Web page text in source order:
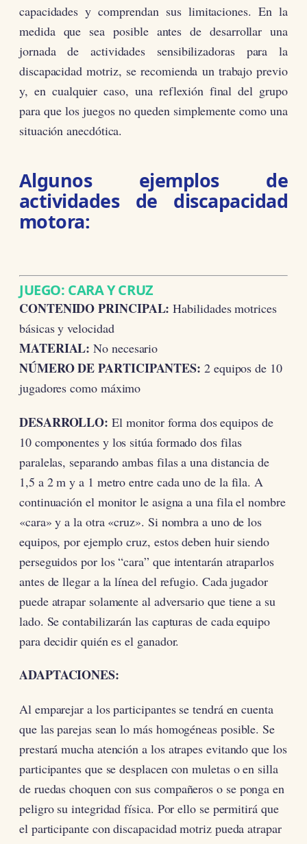
capacidades y comprendan sus limitaciones. En la
medida que sea posible antes de desarrollar una
jornada de actividades sensibilizadoras para la
discapacidad motriz, se recomienda un trabajo previo
y, en cualquier caso, una reflexión final del grupo
para que los juegos no queden simplemente como una
situación anecdótica.
Algunos ejemplos de
actividades de discapacidad
motora:
JUEGO: CARA Y CRUZ
CONTENIDO PRINCIPAL: Habilidades motrices
básicas y velocidad
MATERIAL: No necesario
NÚMERO DE PARTICIPANTES: 2 equipos de 10
jugadores como máximo
DESARROLLO: El monitor forma dos equipos de
10 componentes y los sitúa formado dos filas
paralelas, separando ambas filas a una distancia de
1,5 a 2 m y a 1 metro entre cada uno de la fila. A
continuación el monitor le asigna a una fila el nombre
«cara» y a la otra «cruz». Si nombra a uno de los
equipos, por ejemplo cruz, estos deben huir siendo
perseguidos por los “cara” que intentarán atraparlos
antes de llegar a la línea del refugio. Cada jugador
puede atrapar solamente al adversario que tiene a su
lado. Se contabilizarán las capturas de cada equipo
para decidir quién es el ganador.
ADAPTACIONES:
Al emparejar a los participantes se tendrá en cuenta
que las parejas sean lo más homogéneas posible. Se
prestará mucha atención a los atrapes evitando que los
participantes que se desplacen con muletas o en silla
de ruedas choquen con sus compañeros o se ponga en
peligro su integridad física. Por ello se permitirá que
el participante con discapacidad motriz pueda atrapar